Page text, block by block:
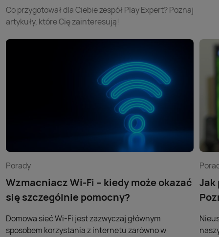
Co przygotował dla Ciebie zespół Play Expert? Poznaj
artykuły, które Cię zainteresują!
Porady
Wzmacniacz Wi-Fi – kiedy może okazać
się szczególnie pomocny?
Domowa sieć Wi-Fi jest zazwyczaj głównym
sposobem korzystania z internetu zarówno w
Jak